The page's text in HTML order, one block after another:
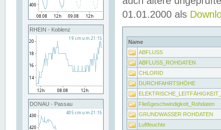
RHEIN - Koblenz
DONAU - Passau
01.01.2000 als
Name
ABFLUSS
ABFLUSS_ROHDATEN
CHLORID
DURCHFAHRTSHÖHE
Fließgeschwindigkeit_Rohdaten
GRUNDWASSER ROHDATEN
Luftfeuchte